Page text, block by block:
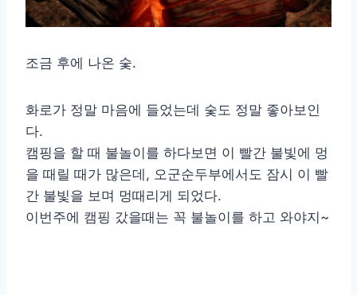
조금 후에 나온 숯.
화로가 정말 마음에 들었는데 숯도 정말 좋아보인
다.
캠핑을 할 때 불놀이를 하다보면 이 빨간 불빛에 멍
을 때릴 때가 많은데, 오군순두부에서도 잠시 이 빨
간 불빛을 보며 멍때리게 되었다.
이번주에 캠핑 갔을때는 꼭 불놀이를 하고 와야지~